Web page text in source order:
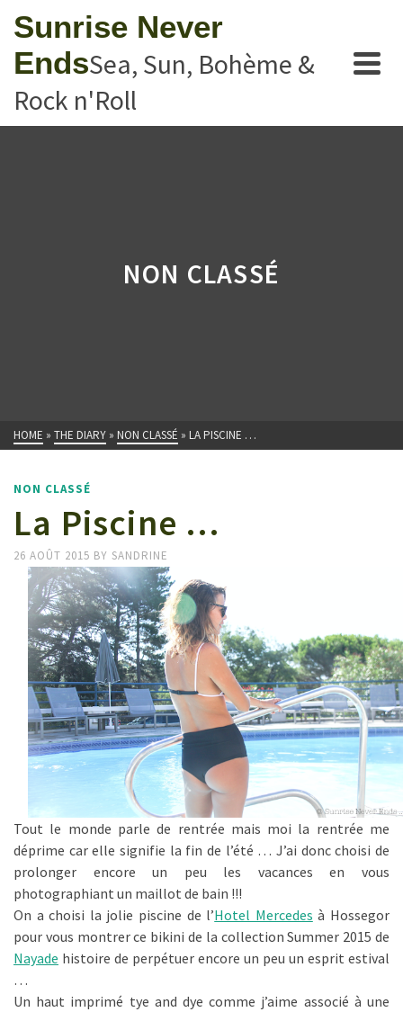
Sunrise Never
EndsSea, Sun, Bohème &
Rock n'Roll
NON CLASSÉ
HOME » THE DIARY » NON CLASSÉ » LA PISCINE …
NON CLASSÉ
La Piscine …
26 AOÛT 2015 BY SANDRINE
Tout le monde parle de rentrée mais moi la rentrée me
déprime car elle signifie la fin de l’été … J’ai donc choisi de
prolonger encore un peu les vacances en vous
photographiant un maillot de bain !!!
On a choisi la jolie piscine de l’Hotel Mercedes à Hossegor
pour vous montrer ce bikini de la collection Summer 2015 de
Nayade histoire de perpétuer encore un peu un esprit estival
…
Un haut imprimé tye and dye comme j’aime associé à une